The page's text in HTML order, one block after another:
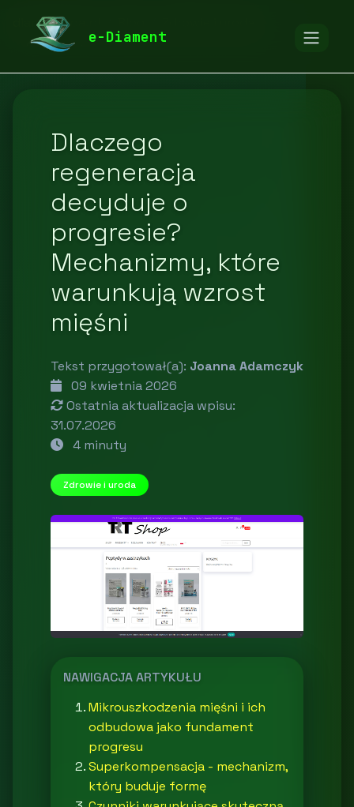
e-Diament
diamentspa.pl
Dlaczego
regeneracja
decyduje o
progresie?
Mechanizmy, które
warunkują wzrost
mięśni
Tekst przygotował(a): Joanna Adamczyk
09 kwietnia 2026
Ostatnia aktualizacja wpisu:
31.07.2026
4 minuty
Zdrowie i uroda
NAWIGACJA ARTYKUŁU
Mikrouszkodzenia mięśni i ich
odbudowa jako fundament
progresu
Superkompensacja - mechanizm,
który buduje formę